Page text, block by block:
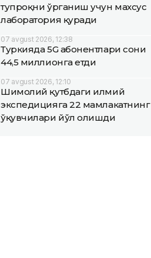
тупроқни ўрганиш учун махсус
лаборатория қуради
07 avgust 2026, 12:38
Туркияда 5G абонентлари сони
44,5 миллионга етди
07 avgust 2026, 12:10
Шимолий қутбдаги илмий
экспедицияга 22 мамлакатнинг
ўқувчилари йўл олишди